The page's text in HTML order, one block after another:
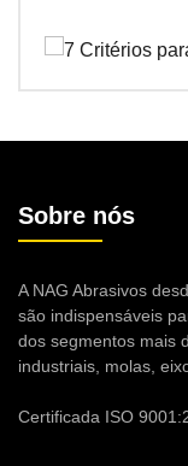
Sobre nós
A NAG Abrasivos
são indispensáveis
dos segmentos mais
industriais, molas,
Certificada ISO